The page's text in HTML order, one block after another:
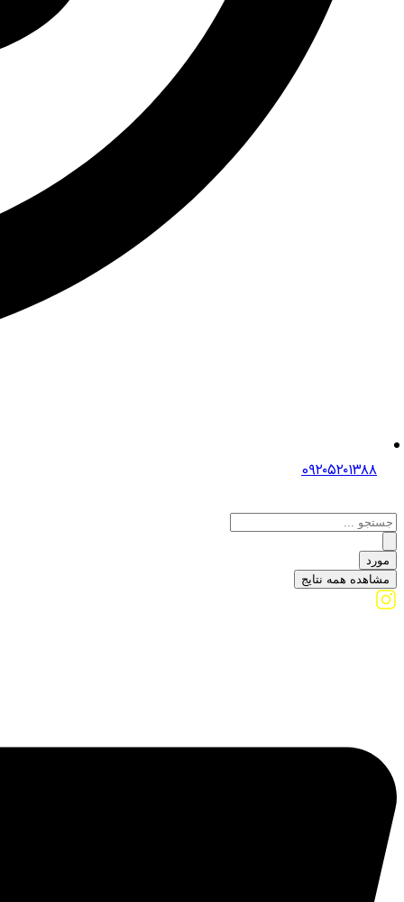
0۹۲۰۵۲۰۱۳۸۸
مورد
مشاهده همه نتایج